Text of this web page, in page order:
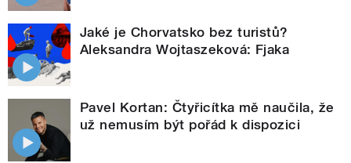
Jaké je Chorvatsko bez turistů?
Aleksandra Wojtaszeková: Fjaka
Pavel Kortan: Čtyřicítka mě naučila, že
už nemusím být pořád k dispozici